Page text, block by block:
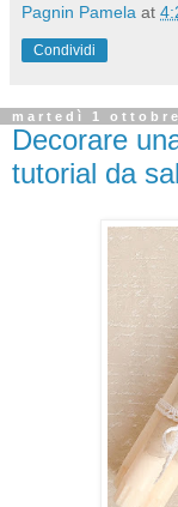
Pagnin Pamela at
Condividi
martedì 1 ottobre
Decorare
tutorial da